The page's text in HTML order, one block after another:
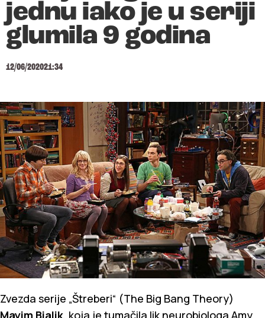
jednu iako je u seriji
glumila 9 godina
12/06/202021:34
Zvezda serije „Štreberi“ (The Big Bang Theory)
Mayim Bialik, koja je tumačila lik neurobiologa Amy